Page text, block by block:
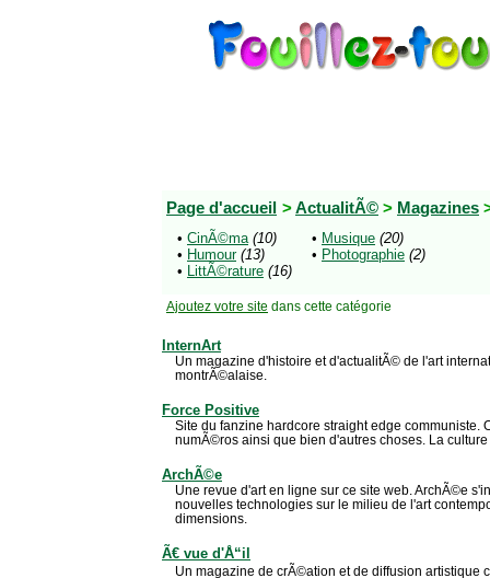
Page d'accueil >ActualitÃ© > Magazines
• CinÃ©ma (10)
• Humour (13)
• LittÃ©rature (16)
• Musique (20)
• Photographie (2)
Ajoutez votre site dans cette catégorie
InternArt
Un magazine d'histoire et d'actualitÃ© de l'art
montrÃ©alaise.
Force Positive
Site du fanzine hardcore straight edge communiste.
numÃ©ros ainsi que bien d'autres choses. La
ArchÃ©e
Une revue d'art en ligne sur ce site web. ArchÃ©e
nouvelles technologies sur le milieu de l'art
dimensions.
Ã€ vue d'Å“il
Un magazine de crÃ©ation et de diffusion artistique